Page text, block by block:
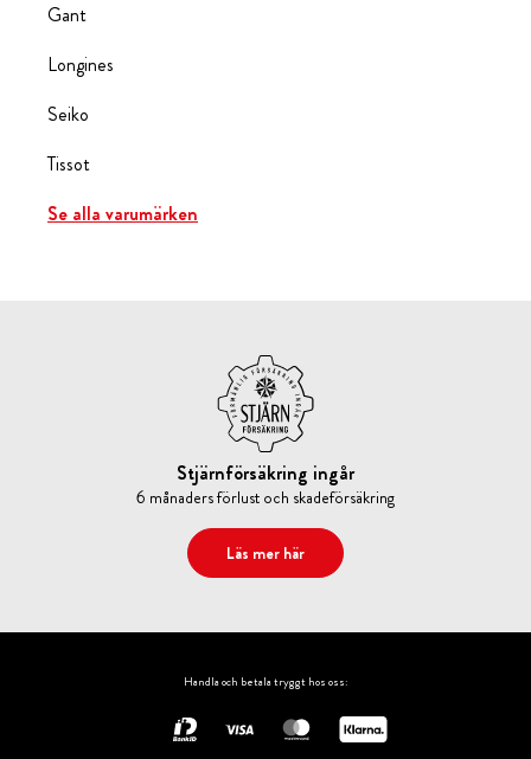
Gant
Longines
Seiko
Tissot
Se alla varumärken
Stjärnförsäkring ingår
6 månaders förlust och skadeförsäkring
Läs mer här
Handla och betala tryggt hos oss: